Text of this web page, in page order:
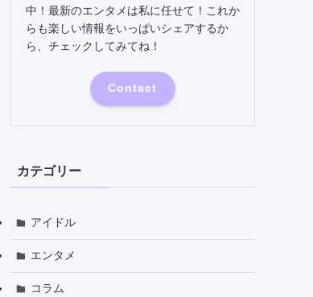
中！最新のエンタメは私に任せて！これか
らも楽しい情報をいっぱいシェアするか
ら、チェックしてみてね！
Contact
カテゴリー
アイドル
エンタメ
コラム